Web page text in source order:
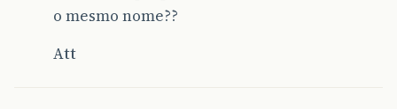
o mesmo nome??
Att